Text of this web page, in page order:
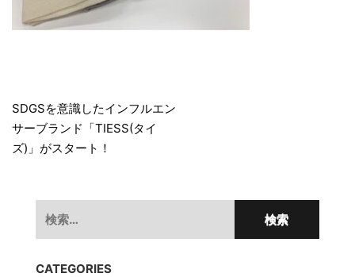
稿
ナ
SDGSを意識したインフルエン
サーブランド「TIESS(タイ
ズ)」がスタート！
索:
CATEGORIES